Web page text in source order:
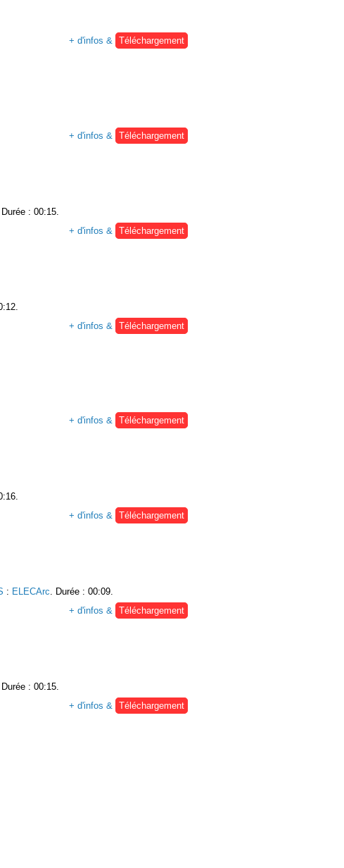
+ d'infos &
Téléchargement
+ d'infos &
Téléchargement
: 00:15.
+ d'infos &
Téléchargement
+ d'infos &
Téléchargement
+ d'infos & Téléchargement
+ d'infos & Téléchargement
: ELECArc. Durée : 00:09.
+ d'infos & Téléchargement
: 00:15.
+ d'infos &
Téléchargement